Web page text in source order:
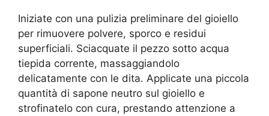
Iniziate con una pulizia preliminare del gioiello
per rimuovere polvere, sporco e residui
superficiali. Sciacquate il pezzo sotto acqua
tiepida corrente, massaggiandolo
delicatamente con le dita. Applicate una piccola
quantità di sapone neutro sul gioiello e
strofinatelo con cura, prestando attenzione a